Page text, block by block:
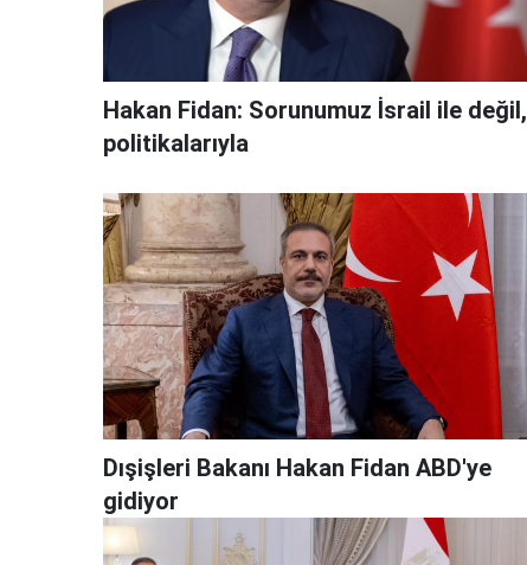
Hakan Fidan: Sorunumuz İsrail ile değil,
politikalarıyla
Dışişleri Bakanı Hakan Fidan ABD'ye
gidiyor